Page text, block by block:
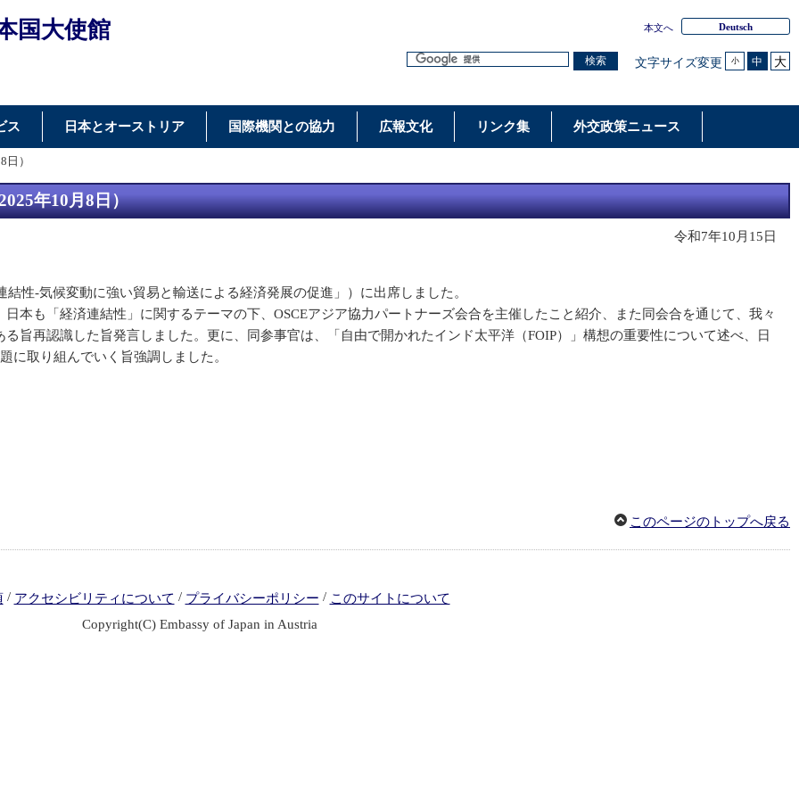
国大使館 本文へ Deutsch
検索 文字サイズ変更 小 中 大
ス 日本とオーストリア 国際機関との協力 広報文化 リンク集 外交政策ニュース
）
年10月8日）
令和7年10月15日
性-気候変動に強い貿易と輸送による経済発展の促進」）に出席しました。
本も「経済連結性」に関するテーマの下、OSCEアジア協力パートナーズ会合を主催したこと紹介、また同会合を通じて、我々
旨再認識した旨発言しました。更に、同参事官は、「自由で開かれたインド太平洋（FOIP）」構想の重要性について述べ、日
に取り組んでいく旨強調しました。
このページのトップへ戻る
/ アクセシビリティについて / プライバシーポリシー / このサイトについて
Copyright(C) Embassy of Japan in Austria